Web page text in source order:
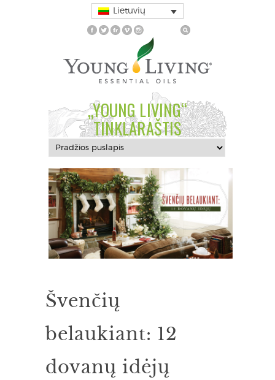
Lietuvių
„YOUNG LIVING“
TINKLARAŠTIS
Švenčių
belaukiant: 12
dovanų idėjų